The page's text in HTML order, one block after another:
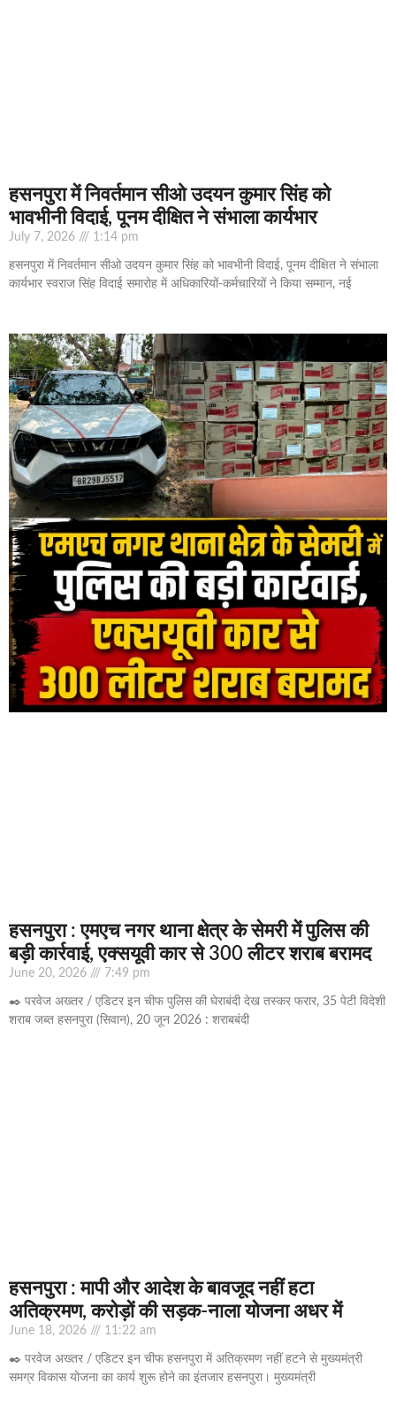
हसनपुरा में निवर्तमान सीओ उदयन कुमार सिंह को
भावभीनी विदाई, पूनम दीक्षित ने संभाला कार्यभार
July 7, 2026 1:14 pm
हसनपुरा में निवर्तमान सीओ उदयन कुमार सिंह को भावभीनी विदाई, पूनम दीक्षित ने संभाला
कार्यभार स्वराज सिंह विदाई समारोह में अधिकारियों-कर्मचारियों ने किया सम्मान, नई
हसनपुरा : एमएच नगर थाना क्षेत्र के सेमरी में पुलिस की
बड़ी कार्रवाई, एक्सयूवी कार से 300 लीटर शराब बरामद
June 20, 2026 7:49 pm
✒️ परवेज अख्तर / एडिटर इन चीफ पुलिस की घेराबंदी देख तस्कर फरार, 35 पेटी विदेशी
शराब जब्त हसनपुरा (सिवान), 20 जून 2026 : शराबबंदी
हसनपुरा : मापी और आदेश के बावजूद नहीं हटा
अतिक्रमण, करोड़ों की सड़क-नाला योजना अधर में
June 18, 2026 11:22 am
✒️ परवेज अख्तर / एडिटर इन चीफ हसनपुरा में अतिक्रमण नहीं हटने से मुख्यमंत्री
समग्र विकास योजना का कार्य शुरू होने का इंतजार हसनपुरा। मुख्यमंत्री